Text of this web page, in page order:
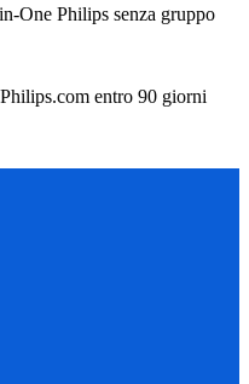
One Philips senza gruppo
entro 90 giorni